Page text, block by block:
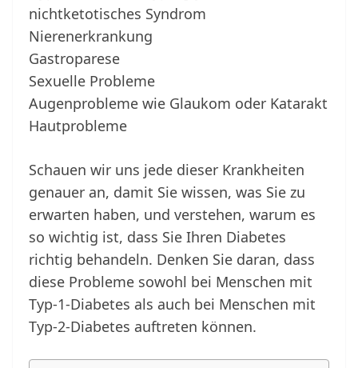
nichtketotisches Syndrom
Nierenerkrankung
Gastroparese
Sexuelle Probleme
Augenprobleme wie Glaukom oder Katarakt
Hautprobleme
Schauen wir uns jede dieser Krankheiten
genauer an, damit Sie wissen, was Sie zu
erwarten haben, und verstehen, warum es
so wichtig ist, dass Sie Ihren Diabetes
richtig behandeln. Denken Sie daran, dass
diese Probleme sowohl bei Menschen mit
Typ-1-Diabetes als auch bei Menschen mit
Typ-2-Diabetes auftreten können.